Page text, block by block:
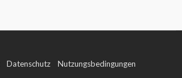
Datenschutz Nutzungsbedingungen